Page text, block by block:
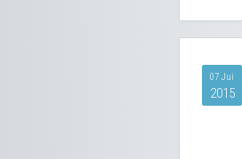
07 Jui
2015